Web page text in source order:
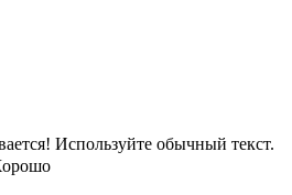
Используйте обычный текст.